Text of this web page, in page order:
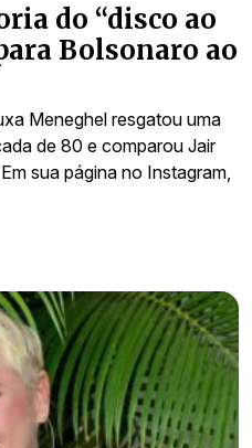
do “disco ao
Bolsonaro ao
Meneghel resgatou uma
de 80 e comparou Jair
sua página no Instagram,